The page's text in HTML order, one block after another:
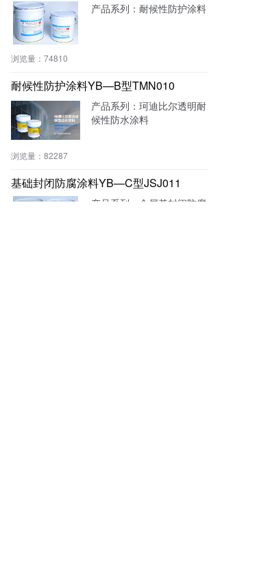
产品系列：耐候性防护涂料
浏览量： 74810
耐候性防护涂料YB—B型TMN010
产品系列：珂迪比尔透明耐
候性防水涂料
浏览量： 82287
基础封闭防腐涂料YB—C型JSJ011
产品系列：金属基封闭防腐